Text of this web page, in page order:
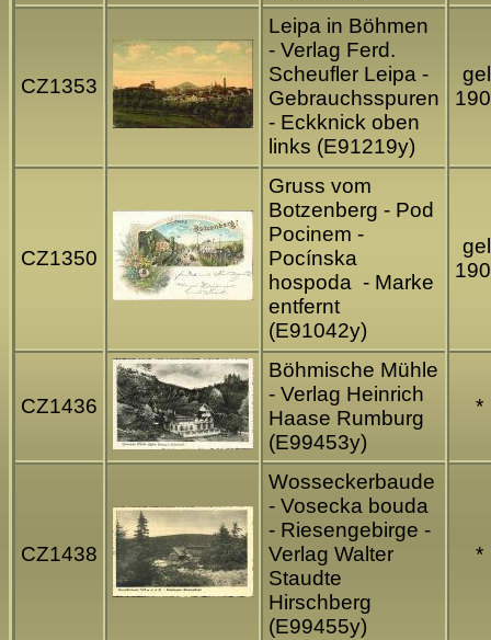
CZ1353
Leipa in Böhmen
- Verlag Ferd.
Scheufler Leipa -
Gebrauchsspuren
- Eckknick oben
links (E91219y)
CZ1350
Gruss vom
Botzenberg - Pod
Pocinem -
Pocínska
hospoda - Marke
entfernt
(E91042y)
CZ1436
Böhmische Mühle
- Verlag Heinrich
Haase Rumburg
(E99453y)
*
CZ1438
Wosseckerbaude
- Vosecka bouda
- Riesengebirge -
Verlag Walter
Staudte
Hirschberg
(E99455y)
*